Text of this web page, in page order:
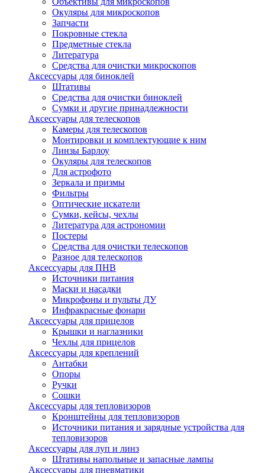
Окуляры для микроскопов
Запчасти
Покровные стекла
Предметные стекла
Литература
Средства для очистки микроскопов
Аксессуары для биноклей
Штативы
Средства для очистки биноклей
Сумки и другие принадлежности
Аксессуары для телескопов
Камеры для телескопов
Монтировки и комплектующие к ним
Линзы Барлоу
Окуляры для телескопов
Для астрофото
Зеркала и призмы
Фильтры
Оптические искатели
Сумки, кейсы, чехлы
Литература для астрономии
Постеры
Средства для очистки телескопов
Разное для телескопов
Аксессуары для ПНВ
Источники питания
Маски и насадки
Микрофоны и пульты ДУ
Инфракрасные фонари
Аксессуары для прицелов
Крышки и наглазники
Чехлы для прицелов
Аксессуары для креплений
Антабки
Опоры
Ручки
Сошки
Аксессуары для тепловизоров
Кронштейны для тепловизоров
Источники питания и зарядные устройства для
тепловизоров
Аксессуары для луп и линз
Штативы напольные и запасные лампы
Аксессуары для пневматики